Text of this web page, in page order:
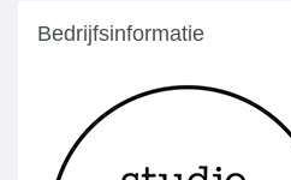
Bedrijfsinformatie